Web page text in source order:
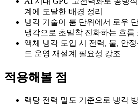
계에 도달한 배경 정리
냉각 기술이 룸 단위에서 로우
냉각으로 초밀착 진화하는 흐름
액체 냉각 도입 시 전력, 물, 안
드 운영 재설계 필요성 강조
적용해볼 점
랙당 전력 밀도 기준으로 냉각